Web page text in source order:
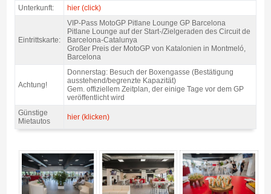
VIP Karte MotoGP Pit Lane Lounge 2027 - Produkt-Übersicht
Unterkunft:
hier (click)
Eintrittskarte:
VIP-Pass MotoGP Pitlane Lounge GP Barcelona
Pitlane Lounge auf der Start-/Zielgeraden des Circuit de
Barcelona-Catalunya
Großer Preis der MotoGP von Katalonien in Montmeló,
Barcelona
Achtung!
Donnerstag: Besuch der Boxengasse (Bestätigung
ausstehend/begrenzte Kapazität)
Gem. offiziellem Zeitplan, der einige Tage vor dem GP
veröffentlicht wird
Günstige
Mietautos
hier (klicken)